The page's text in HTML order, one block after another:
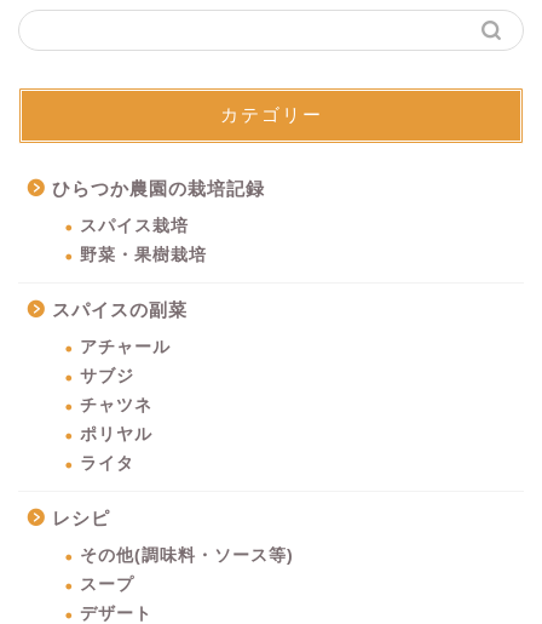
カテゴリー
ひらつか農園の栽培記録
スパイス栽培
野菜・果樹栽培
スパイスの副菜
アチャール
サブジ
チャツネ
ポリヤル
ライタ
レシピ
その他(調味料・ソース等)
スープ
デザート